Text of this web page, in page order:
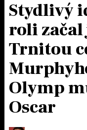
ČLÁNKY
HUDBA
ROZHOVORY
#NEBUDUDOMA
PODCASTY
JAK NALADIT
RÁDIO
APLIKACE
Stydlivý
roli začal
Trnitou
Olymp
Oscar